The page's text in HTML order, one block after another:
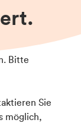
Bitte
Sie
möglich,